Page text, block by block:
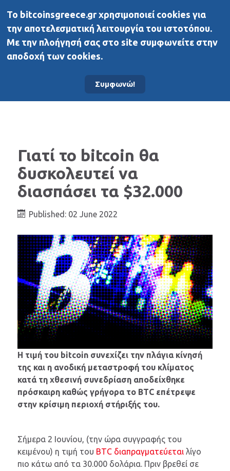
BitcoinsGreece
Νέα
Γιατί το bitcoin θα
δυσκολευτεί να
διασπάσει τα $32.000
Published: 02 June 2022
Η τιμή του bitcoin συνεχίζει την πλάγια κίνησή
της και η ανοδική μεταστροφή του κλίματος
κατά τη χθεσινή συνεδρίαση αποδείχθηκε
πρόσκαιρη καθώς γρήγορα το BTC επέτρεψε
στην κρίσιμη περιοχή στήριξής του.
Σήμερα 2 Ιουνίου, (την ώρα συγγραφής του
κειμένου) η τιμή του BTC διαπραγματεύεται λίγο
πιο κάτω από τα 30.000 δολάρια. Πριν βρεθεί σε
To bitcoinsgreece.gr χρησιμοποιεί cookies για
την αποτελεσματική λειτουργία του ιστοτόπου.
Με την πλοήγησή σας στο site συμφωνείτε στην
αποδοχή των cookies.
Συμφωνώ!